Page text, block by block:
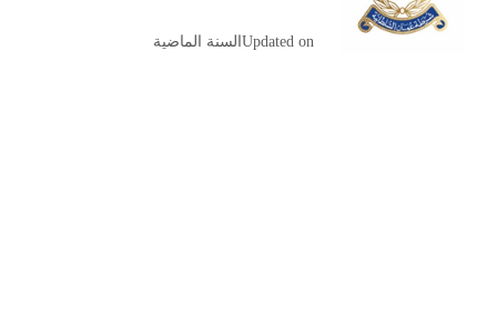
Updated on السنة الماضية